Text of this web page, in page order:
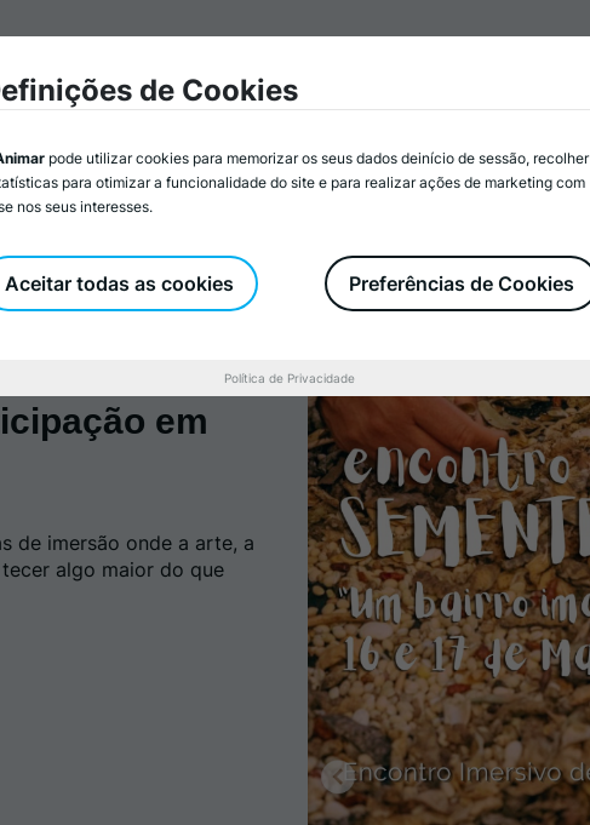
dois dias
em
de imersão onde a arte, a
algo maior do que
de Cookies
pode utilizar cookies para memorizar os seus dados deinício de sessão, recolher
para otimizar a funcionalidade do site e para realizar ações de marketing com
nos seus interesses.
Preferências de Cookies
Aceitar todas as cookies
Política de Privacidade